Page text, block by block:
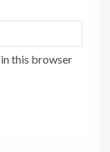
in this browser